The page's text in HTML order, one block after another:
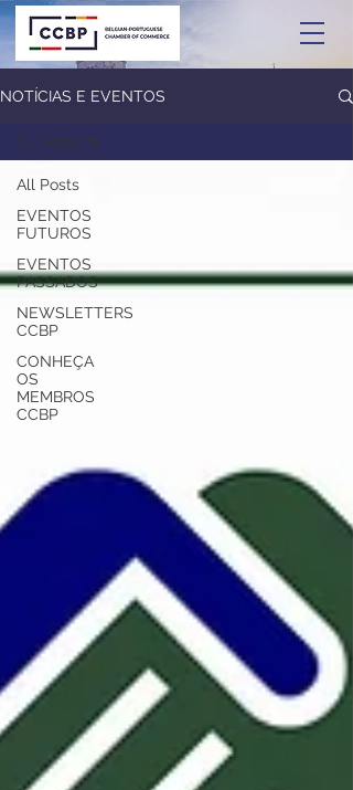
NOTÍCIAS E EVENTOS
All Posts
EVENTOS
FUTUROS
EVENTOS
PASSADOS
NEWSLETTERS
CCBP
CONHEÇA
OS
MEMBROS
CCBP
All Posts